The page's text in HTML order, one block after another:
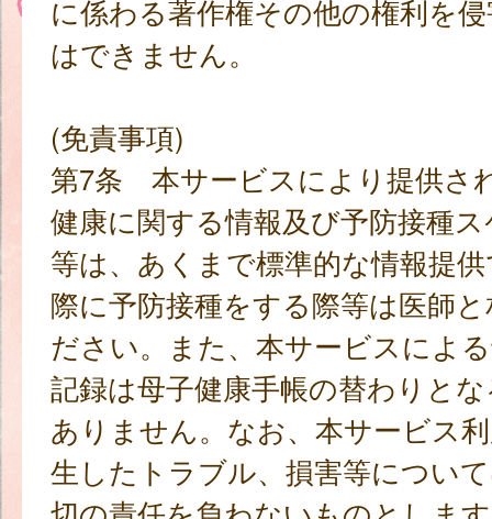
に係わる著作権その他の権利を
はできません。
(免責事項)
第7条 本サービスにより提供さ
健康に関する情報及び予防接種
等は、あくまで標準的な情報提
際に予防接種をする際等は医師
ださい。また、本サービスによ
記録は母子健康手帳の替わりと
ありません。なお、本サービス
生したトラブル、損害等につい